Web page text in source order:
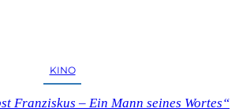
KINO
Franziskus – Ein Mann seines Wortes“